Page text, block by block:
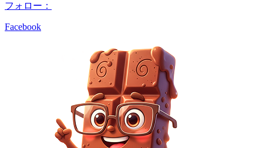
フォロー：
Facebook